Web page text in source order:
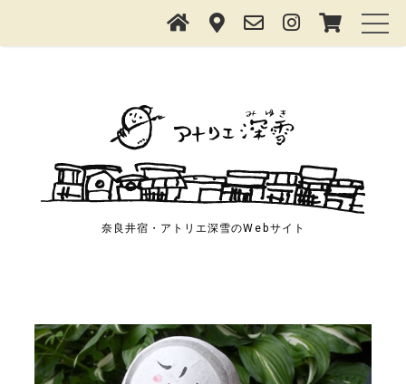
奈良井宿・アトリエ深雪のWebサイト